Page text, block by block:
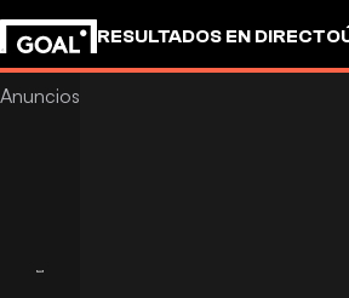
RESULTADOS EN DIRECTO